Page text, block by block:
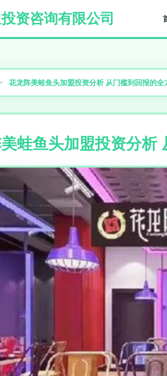
资咨询有限公司
花龙阵美蛙鱼头加盟投资分析 从门槛到回报的全
蛙鱼头加盟投资分析